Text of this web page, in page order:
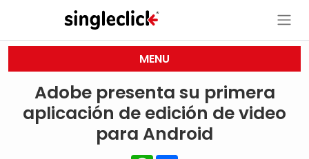
MENU
Adobe presenta su primera
aplicación de edición de video
para Android